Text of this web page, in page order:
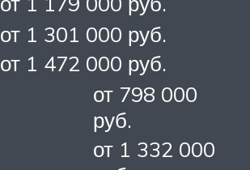
от 1 301 000 руб.
от 1 472 000 руб.
от 798 000
руб.
от 1 332 000